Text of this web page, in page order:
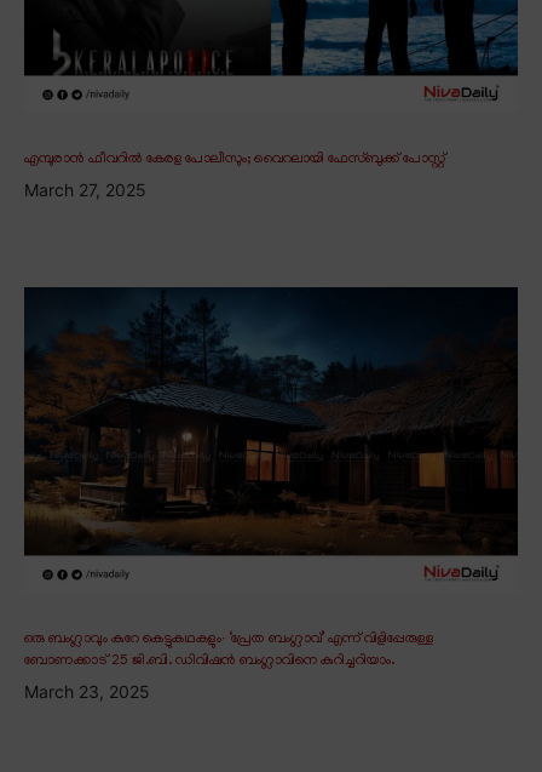
എമ്പുരാൻ ഫീവറിൽ കേരള പോലീസും; വൈറലായി ഫേസ്ബുക്ക് പോസ്റ്റ്
March 27, 2025
ഒരു ബംഗ്ലാവും കുറേ കെട്ടുകഥകളും∙ ‘പ്രേത ബംഗ്ലാവ്’ എന്ന് വിളിപ്പേരുള്ള
ബോണക്കാട് 25 ജി.ബി. ഡിവിഷൻ ബംഗ്ലാവിനെ കുറിച്ചറിയാം.
March 23, 2025